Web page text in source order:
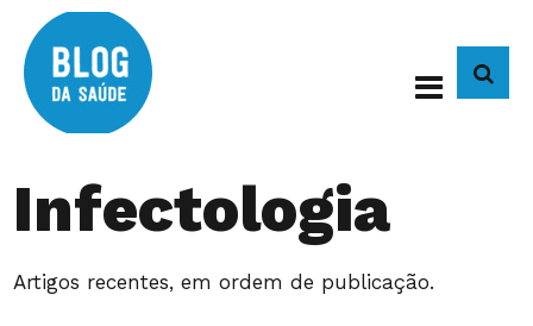
Infectologia
Artigos recentes, em ordem de publicação.